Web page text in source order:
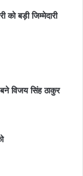
बड़ी जिम्मेदारी
विजय सिंह ठाकुर